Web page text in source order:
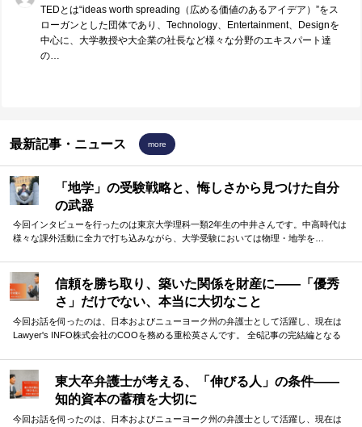
TEDとは“ideas worth spreading（広める価値のあるアイデア）”をス
ローガンとした団体であり、Technology、Entertainment、Designを
中心に、大学教授や大企業の社長など様々な分野のエキスパート達
の…
最新記事・ニュース more
「地学」の受験戦略と、悔しさから見つけた自分
の武器
今回インタビューを行ったのは東京大学理科一類2年生の中井さんです。中高時代は
様々な課外活動に全力で打ち込みながら、大学受験においては物理・地学を…
信頼を勝ち取り、築いた関係を財産に——「優秀
さ」だけでない、本当に大切なこと
今回お話を伺ったのは、日本およびニューヨーク州の弁護士として活躍し、現在は
Lawyer's INFO株式会社のCOOを務める重松英さんです。 全6記事の完結編となる
いました。 他者との「弱い繋がり」を大切にする重要性、そして、その前提となる
信頼構築の必要性。弁護士として、自らもネットワークを活かしてダイナミックに
活躍されてきた重松さんが、体験談をもとに語ってくださりました。
東大卒弁護士が考える、「伸びる人」の条件——
知的資本の蓄積を大切に
今回お話を伺ったのは、日本およびニューヨーク州の弁護士として活躍し、現在は